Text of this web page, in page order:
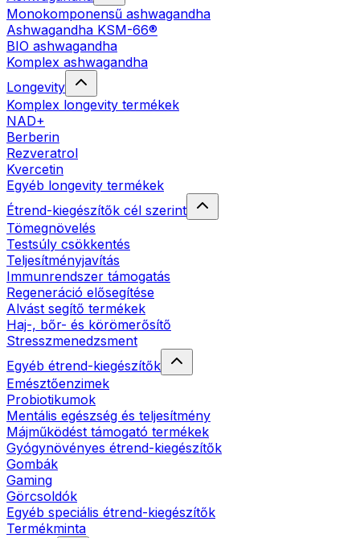
Monokomponensű ashwagandha
Ashwagandha KSM-66®
BIO ashwagandha
Komplex ashwagandha
Longevity
Komplex longevity termékek
NAD+
Berberin
Rezveratrol
Kvercetin
Egyéb longevity termékek
Étrend-kiegészítők cél szerint
Tömegnövelés
Testsúly csökkentés
Teljesítményjavítás
Immunrendszer támogatás
Regeneráció elősegítése
Alvást segítő termékek
Haj-, bőr- és körömerősítő
Stresszmenedzsment
Egyéb étrend-kiegészítők
Emésztőenzimek
Probiotikumok
Mentális egészség és teljesítmény
Májműködést támogató termékek
Gyógynövényes étrend-kiegészítők
Gombák
Gaming
Görcsoldók
Egyéb speciális étrend-kiegészítők
Termékminta